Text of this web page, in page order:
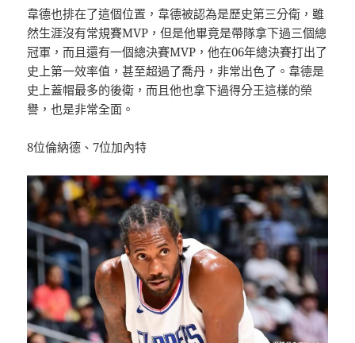
韋德也排在了這個位置，韋德被認為是歷史第三分衛，雖
然生涯沒有常規賽MVP，但是他畢竟是帶隊拿下過三個總
冠軍，而且還有一個總決賽MVP，他在06年總決賽打出了
史上第一效率值，甚至超過了喬丹，非常出色了。韋德是
史上蓋帽最多的後衛，而且他也拿下過得分王這樣的榮
譽，也是非常全面。
8位倫納德、7位加內特